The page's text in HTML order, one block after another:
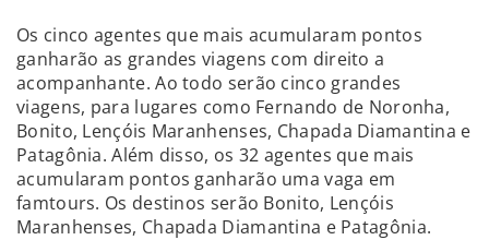
Os cinco agentes que mais acumularam pontos
ganharão as grandes viagens com direito a
acompanhante. Ao todo serão cinco grandes
viagens, para lugares como Fernando de Noronha,
Bonito, Lençóis Maranhenses, Chapada Diamantina e
Patagônia. Além disso, os 32 agentes que mais
acumularam pontos ganharão uma vaga em
famtours. Os destinos serão Bonito, Lençóis
Maranhenses, Chapada Diamantina e Patagônia.